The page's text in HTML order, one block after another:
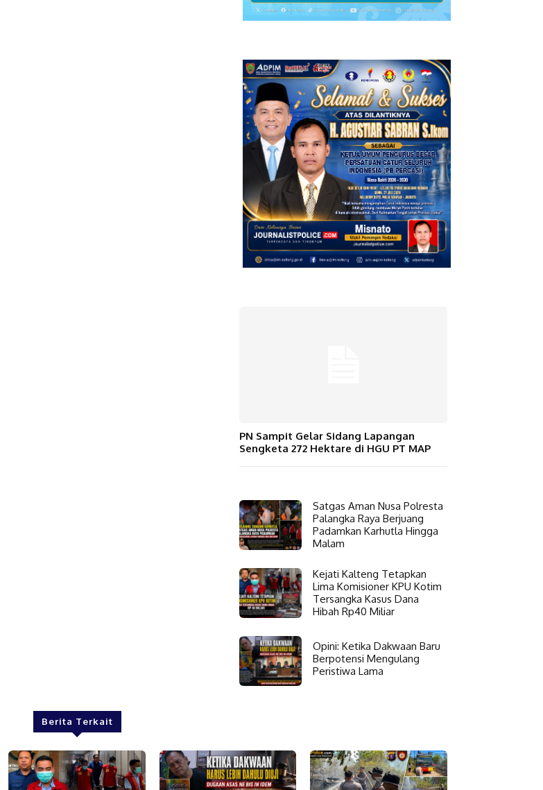
PN Sampit Gelar Sidang Lapangan
Sengketa 272 Hektare di HGU PT MAP
Satgas Aman Nusa Polresta
Palangka Raya Berjuang
Padamkan Karhutla Hingga
Malam
Kejati Kalteng Tetapkan
Lima Komisioner KPU Kotim
Tersangka Kasus Dana
Hibah Rp40 Miliar
Opini: Ketika Dakwaan Baru
Berpotensi Mengulang
Peristiwa Lama
Berita Terkait